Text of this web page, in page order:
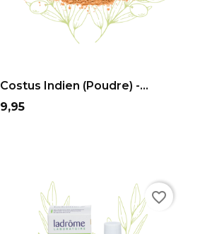
Costus Indien (Poudre) -...
Prix
9,95
favorite_border